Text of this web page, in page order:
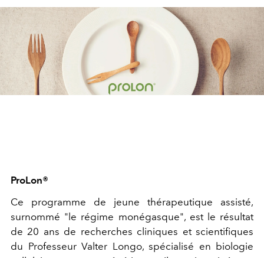
ProLon®
Ce programme de jeune thérapeutique assisté,
surnommé "le régime monégasque", est le résultat
de 20 ans de recherches cliniques et scientifiques
du Professeur Valter Longo, spécialisé en biologie